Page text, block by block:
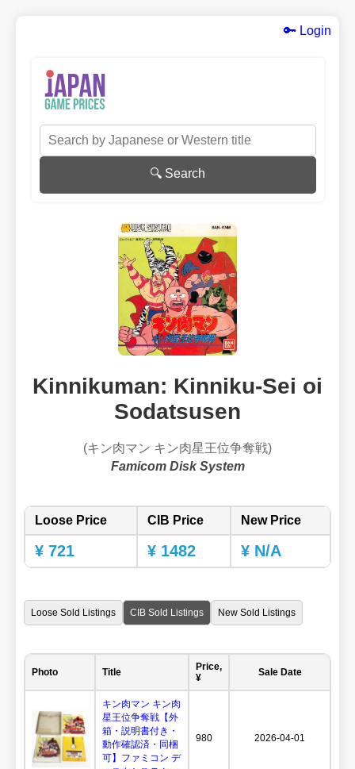
🔑 Login
🔍 Search
Kinnikuman: Kinniku-Sei oi
Sodatsusen
(キン肉マン キン肉星王位争奪戦)
Famicom Disk System
Loose Price CIB Price New Price
¥ 721 ¥ 1482 ¥ N/A
Loose Sold Listings CIB Sold Listings New Sold Listings
Photo Title
Price,
¥
Sale Date
キン肉マン キン肉
星王位争奪戦【外
箱・説明書付き・
動作確認済・同梱
可】ファミコン デ
980 2026-04-01